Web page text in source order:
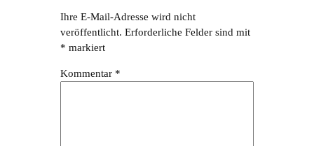
Ihre E-Mail-Adresse wird nicht
veröffentlicht. Erforderliche Felder sind mit
* markiert
Kommentar *